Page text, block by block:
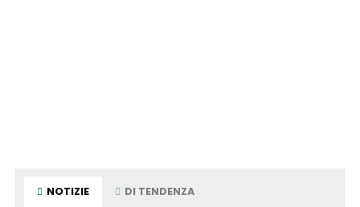
NOTIZIE DI TENDENZA